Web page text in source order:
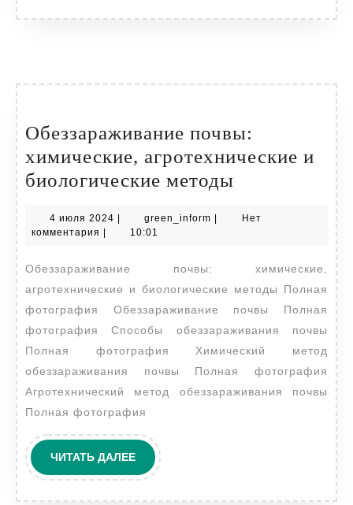
открытом
Обеззараживание почвы:
химические, агротехнические и
биологические методы
химические,
4 июля 2024 4
июля
green_inform green_inform
Нет
комментария
10:01
Обеззараживание почвы: химические,
агротехнические и биологические методы Полная
фотография Обеззараживание почвы Полная
фотография Способы обеззараживания почвы
Полная фотография Химический метод
обеззараживания почвы Полная фотография
Агротехнический метод обеззараживания почвы
Полная фотография
ЧИТАТЬ ДАЛЕЕЧИТАТЬ
ДАЛЕЕ